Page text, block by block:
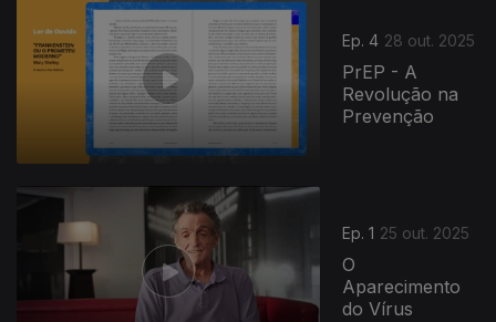
Ep. 4 28 out. 2025
PrEP - A
Revolução na
Prevenção
Ep. 1 25 out. 2025
O
Aparecimento
do Vírus